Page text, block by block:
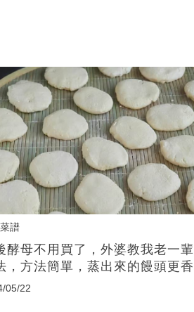
譜
酵母不用買了，外婆教我老一輩
，方法簡單，蒸出來的饅頭更香
05/22